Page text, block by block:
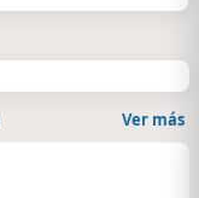
Ver más